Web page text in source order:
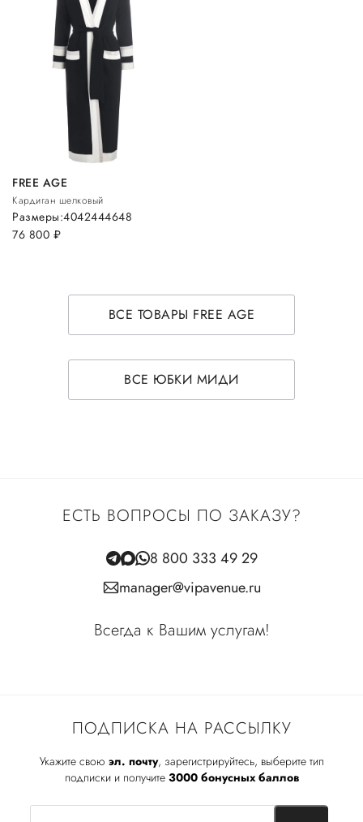
FREE AGE
Кардиган шелковый
76 800 руб.
Размеры:4042444648
ВСЕ ТОВАРЫ FREE AGE
ВСЕ ЮБКИ МИДИ
ПОДПИСКА НА РАССЫЛКУ
Укажите свою эл. почту, зарегистрируйтесь, выберите тип
подписки и получите 3000 бонусных баллов
ЕСТЬ ВОПРОСЫ ПО ЗАКАЗУ?
8 800 333 49 29
manager@vipavenue.ru
Всегда к Вашим услугам!